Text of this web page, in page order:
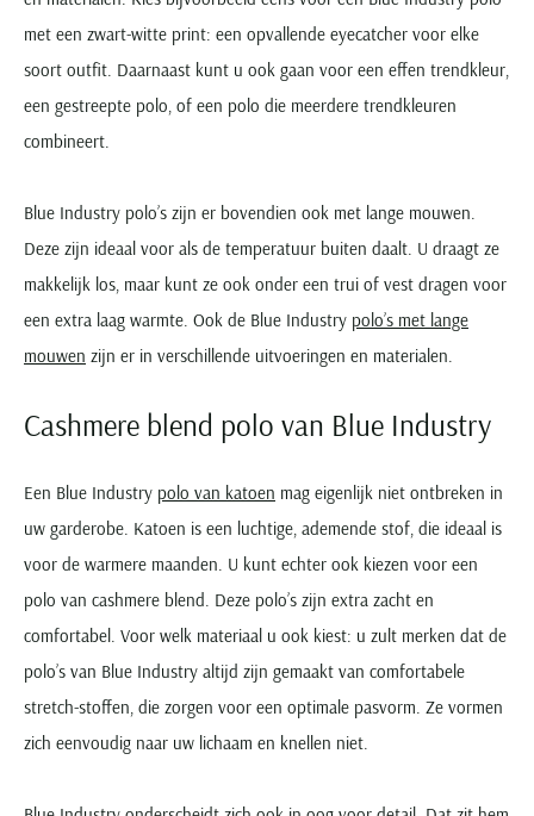
met een zwart-witte print: een opvallende eyecatcher voor elke
soort outfit. Daarnaast kunt u ook gaan voor een effen trendkleur,
een gestreepte polo, of een polo die meerdere trendkleuren
combineert.
Blue Industry polo’s zijn er bovendien ook met lange mouwen.
Deze zijn ideaal voor als de temperatuur buiten daalt. U draagt ze
makkelijk los, maar kunt ze ook onder een trui of vest dragen voor
een extra laag warmte. Ook de Blue Industry polo’s met lange
mouwen zijn er in verschillende uitvoeringen en materialen.
Cashmere blend polo van Blue Industry
Een Blue Industry polo van katoen mag eigenlijk niet ontbreken in
uw garderobe. Katoen is een luchtige, ademende stof, die ideaal is
voor de warmere maanden. U kunt echter ook kiezen voor een
polo van cashmere blend. Deze polo’s zijn extra zacht en
comfortabel. Voor welk materiaal u ook kiest: u zult merken dat de
polo’s van Blue Industry altijd zijn gemaakt van comfortabele
stretch-stoffen, die zorgen voor een optimale pasvorm. Ze vormen
zich eenvoudig naar uw lichaam en knellen niet.